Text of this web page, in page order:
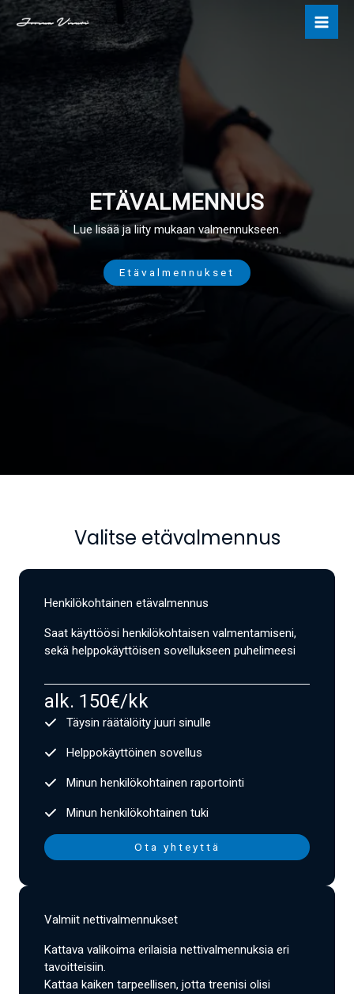
to
ETÄVALMENNUS
Lue lisää ja liity mukaan valmennukseen.
Etävalmennukset
Valitse etävalmennus
Henkilökohtainen etävalmennus
Saat käyttöösi henkilökohtaisen valmentamiseni,
sekä helppokäyttöisen sovellukseen puhelimeesi
alk. 150€/kk
Täysin räätälöity juuri sinulle
Helppokäyttöinen sovellus
Minun henkilökohtainen raportointi
Minun henkilökohtainen tuki
Ota yhteyttä
Valmiit nettivalmennukset
Kattava valikoima erilaisia nettivalmennuksia eri
tavoitteisiin.
Kattaa kaiken tarpeellisen, jotta treenisi olisi